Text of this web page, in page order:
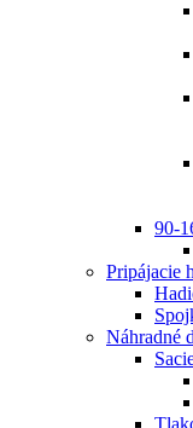
90-
Pripájacie
Náhradné